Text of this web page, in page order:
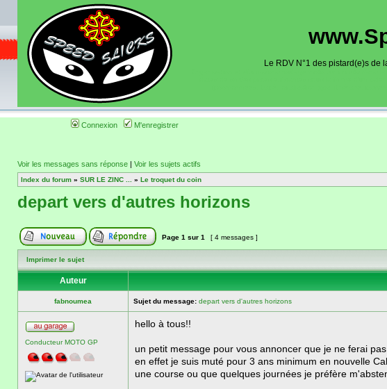
Le RDV N°1 des pistard(e)s de
Connexion M'enregistrer
Voir les messages sans réponse | Voir les sujets actifs
Index du forum » SUR LE ZINC ... » Le troquet du coin
depart vers d'autres horizons
Page 1 sur 1 [ 4 messages ]
Imprimer le sujet
Auteur
fabnoumea Sujet du message: depart vers d'autres horizons
Conducteur MOTO GP
hello à tous!!
un petit message pour vous annoncer que je ne ferai
en effet je suis muté pour 3 ans minimum en nouvelle
une course ou que quelques journées je préfère